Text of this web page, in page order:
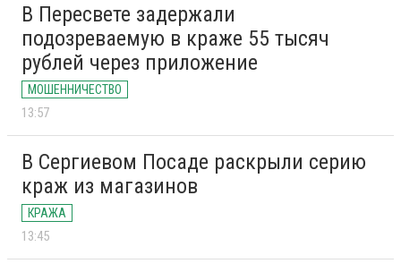
В Пересвете задержали
подозреваемую в краже 55 тысяч
рублей через приложение
МОШЕННИЧЕСТВО
13:57
В Сергиевом Посаде раскрыли серию
краж из магазинов
КРАЖА
13:45